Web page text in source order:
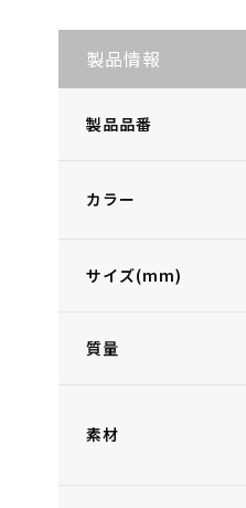
製品情報
製品品番
カラー
サイズ(mm)
質量
素材